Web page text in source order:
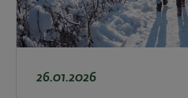
26.01.2026